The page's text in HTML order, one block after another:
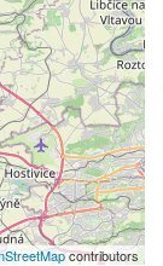
contributors